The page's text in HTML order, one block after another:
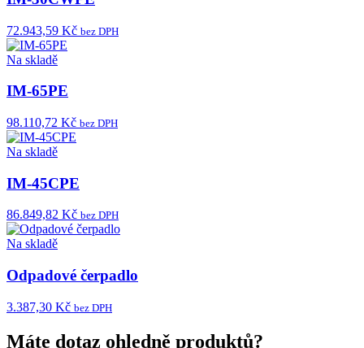
72.943,59 Kč bez DPH
Na skladě
IM-65PE
98.110,72 Kč bez DPH
Na skladě
IM-45CPE
86.849,82 Kč bez DPH
Na skladě
Odpadové čerpadlo
3.387,30 Kč bez DPH
Máte dotaz ohledně produktů?